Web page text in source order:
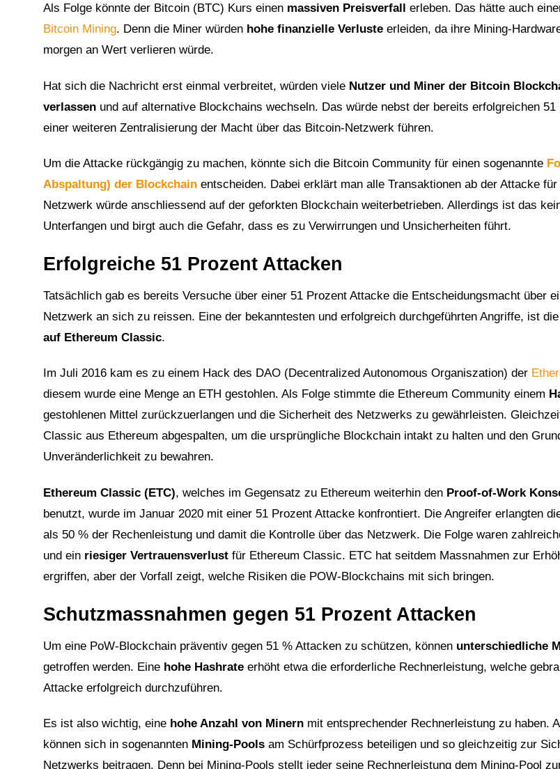
Als Folge könnte der Bitcoin (BTC) Kurs einen massiven Preisverfall erleben. Das hätte auch
Bitcoin Mining. Denn die Miner würden hohe finanzielle Verluste erleiden, da ihre Mining-
morgen an Wert verlieren würde.
Hat sich die Nachricht erst einmal verbreitet, würden viele Nutzer und Miner der Bitcoin
verlassen und auf alternative Blockchains wechseln. Das würde nebst der bereits erfolgreichen
einer weiteren Zentralisierung der Macht über das Bitcoin-Netzwerk führen.
Um die Attacke rückgängig zu machen, könnte sich die Bitcoin Community für einen sogenannte
Abspaltung) der Blockchain entscheiden. Dabei erklärt man alle Transaktionen ab der Attacke
Netzwerk würde anschliessend auf der geforkten Blockchain weiterbetrieben. Allerdings ist das
Unterfangen und birgt auch die Gefahr, dass es zu Verwirrungen und Unsicherheiten führt.
Erfolgreiche 51 Prozent Attacken
Tatsächlich gab es bereits Versuche über einer 51 Prozent Attacke die Entscheidungsmacht über
Netzwerk an sich zu reissen. Eine der bekanntesten und erfolgreich durchgeführten Angriffe, ist die
auf Ethereum Classic.
Im Juli 2016 kam es zu einem Hack des DAO (Decentralized Autonomous Organiszation) der
diesem wurde eine Menge an ETH gestohlen. Als Folge stimmte die Ethereum Community einem
gestohlenen Mittel zurückzuerlangen und die Sicherheit des Netzwerks zu gewährleisten.
Classic aus Ethereum abgespalten, um die ursprüngliche Blockchain intakt zu halten und den
Unveränderlichkeit zu bewahren.
Ethereum Classic (ETC), welches im Gegensatz zu Ethereum weiterhin den Proof-of-Work
benutzt, wurde im Januar 2020 mit einer 51 Prozent Attacke konfrontiert. Die Angreifer erlangten
als 50 % der Rechenleistung und damit die Kontrolle über das Netzwerk. Die Folge waren
und ein riesiger Vertrauensverlust für Ethereum Classic. ETC hat seitdem Massnahmen zur
ergriffen, aber der Vorfall zeigt, welche Risiken die POW-Blockchains mit sich bringen.
Schutzmassnahmen gegen 51 Prozent Attacken
Um eine PoW-Blockchain präventiv gegen 51 % Attacken zu schützen, können unterschiedliche
getroffen werden. Eine hohe Hashrate erhöht etwa die erforderliche Rechnerleistung, welche
Attacke erfolgreich durchzuführen.
Es ist also wichtig, eine hohe Anzahl von Minern mit entsprechender Rechnerleistung zu haben.
können sich in sogenannten Mining-Pools am Schürfprozess beteiligen und so gleichzeitig zur
Netzwerks beitragen. Denn bei Mining-Pools stellt jeder seine Rechnerleistung dem Mining-Pool